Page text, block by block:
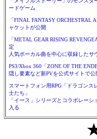
ードゲーム
「FINAL FANTASY ORCHESTRAL
ャケットが公開
「METAL GEAR RISING
定
人気ボーカル曲を中心に収録したサ
PS3/Xbox 360「ZONE OF THE
隠し要素など新PVを公式サイトで公
スマートフォン用RPG「ドラゴンス
士たち」
「イース」シリーズとコラボレー
入る